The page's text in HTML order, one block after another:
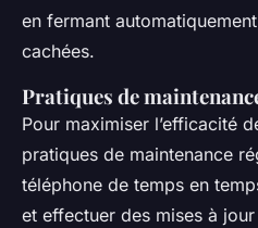
en fermant
cachées.
Pratiques de
Pour maximiser l’efficacité
pratiques de maintenance
téléphone de temps en
et effectuer des mises à